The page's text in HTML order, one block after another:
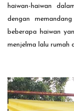
haiwan-haiwan
dengan
beberapa haiwan
menjelma lalu rumah